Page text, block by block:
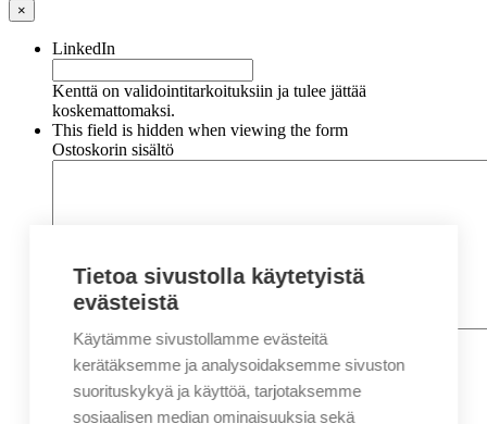
×
LinkedIn
Kenttä on validointitarkoituksiin ja tulee jättää
koskemattomaksi.
This field is hidden when viewing the form
Ostoskorin sisältö
Nimi*
Etunimi
Sukunimi
Tietoa sivustolla käytetyistä
evästeistä
Käytämme sivustollamme evästeitä
kerätäksemme ja analysoidaksemme sivuston
suorituskykyä ja käyttöä, tarjotaksemme
sosiaalisen median ominaisuuksia sekä